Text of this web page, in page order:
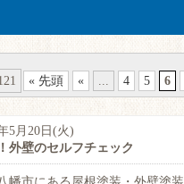
« 先頭 « ... 4 5 6
5月20日(火)
外壁のセルフチェック